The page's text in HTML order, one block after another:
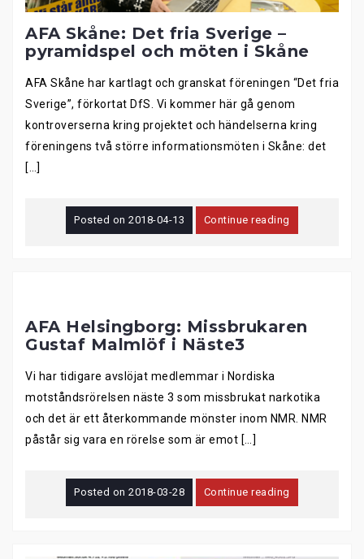
AFA Skåne: Det fria Sverige –
pyramidspel och möten i Skåne
AFA Skåne har kartlagt och granskat föreningen “Det fria
Sverige”, förkortat DfS. Vi kommer här gå genom
kontroverserna kring projektet och händelserna kring
föreningens två större informationsmöten i Skåne: det
[…]
Posted on2018-04-13 Continue reading
AFA Helsingborg: Missbrukaren
Gustaf Malmlöf i Näste3
Vi har tidigare avslöjat medlemmar i Nordiska
motståndsrörelsen näste 3 som missbrukat narkotika
och det är ett återkommande mönster inom NMR. NMR
påstår sig vara en rörelse som är emot […]
Posted on2018-03-28 Continue reading